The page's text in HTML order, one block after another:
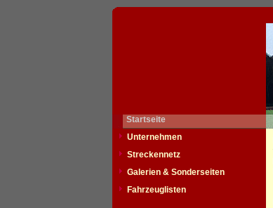
Startseite
Unternehmen
Streckennetz
Galerien & Sonderseiten
Fahrzeuglisten